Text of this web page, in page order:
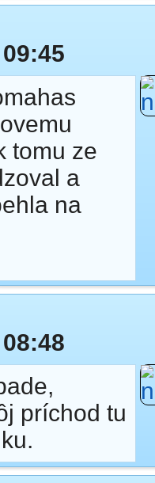
tomu ze
a
na
príchod tu